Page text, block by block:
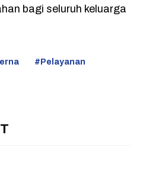
bagi seluruh keluarga
Pelayanan